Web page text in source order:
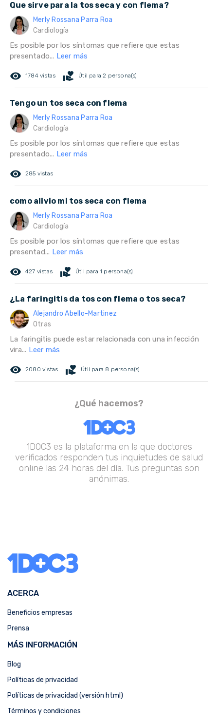
Que sirve para la tos seca y con flema?
Merly Rossana Parra Roa
Cardiología
Es posible por los síntomas que refiere que estas
presentado... Leer más
remove_red_eye 1784 vistas volunteer_activism Útil para 2 persona(s)
Tengo un tos seca con flema
Merly Rossana Parra Roa
Cardiología
Es posible por los síntomas que refiere que estas
presentado... Leer más
remove_red_eye 285 vistas
como alivio mi tos seca con flema
Merly Rossana Parra Roa
Cardiología
Es posible por los síntomas que refiere que estas
presentad... Leer más
remove_red_eye 427 vistas volunteer_activism Útil para 1 persona(s)
¿La faringitis da tos con flema o tos seca?
Alejandro Abello-Martinez
Otras
La faringitis puede estar relacionada con una infección
vira... Leer más
remove_red_eye 2080 vistas volunteer_activism Útil para 8 persona(s)
¿Qué hacemos?
1DOC3 es la plataforma en la que doctores
verificados responden tus inquietudes de salud
online las 24 horas del día. Tus preguntas son
anónimas.
ACERCA
Beneficios empresas
Prensa
MÁS INFORMACIÓN
Blog
Políticas de privacidad
Políticas de privacidad (versión html)
Términos y condiciones